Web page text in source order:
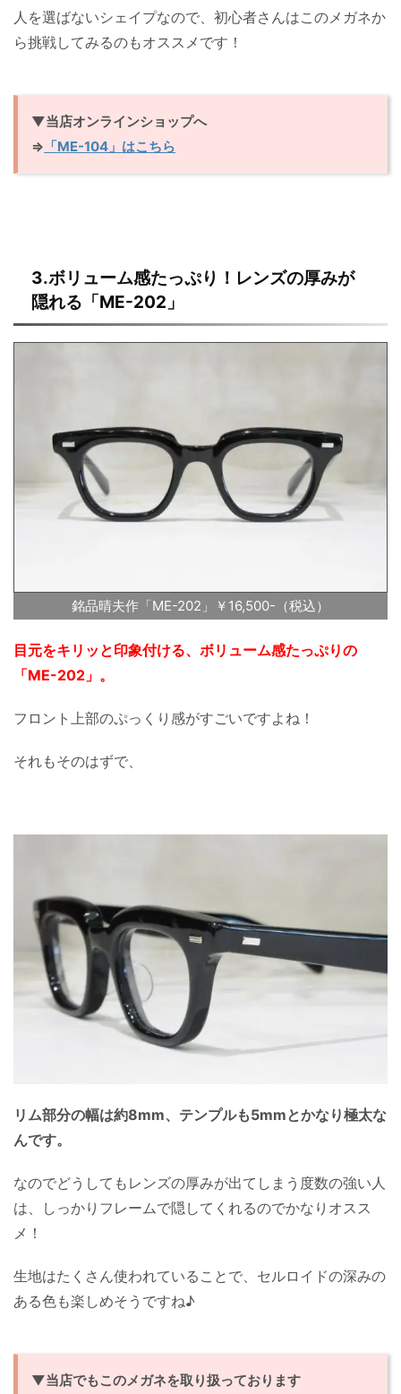
人を選ばないシェイプなので、初心者さんはこのメガネか
ら挑戦してみるのもオススメです！
▼当店オンラインショップへ
⇒ 「ME-104」はこちら
3.ボリューム感たっぷり！レンズの厚みが
隠れる「ME-202」
銘品晴夫作「ME-202」￥16,500-（税込）
目元をキリッと印象付ける、ボリューム感たっぷりの
「ME-202」。
フロント上部のぷっくり感がすごいですよね！
それもそのはずで、
リム部分の幅は約8mm、テンプルも5mmとかなり極太な
んです。
なのでどうしてもレンズの厚みが出てしまう度数の強い人
は、しっかりフレームで隠してくれるのでかなりオスス
メ！
生地はたくさん使われていることで、セルロイドの深みの
ある色も楽しめそうですね♪
▼当店でもこのメガネを取り扱っております